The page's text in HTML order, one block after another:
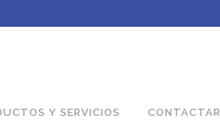
Y SERVICIOS CONTACTAR